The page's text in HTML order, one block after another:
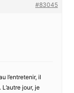
#83045
l’entretenir, il
jour, je